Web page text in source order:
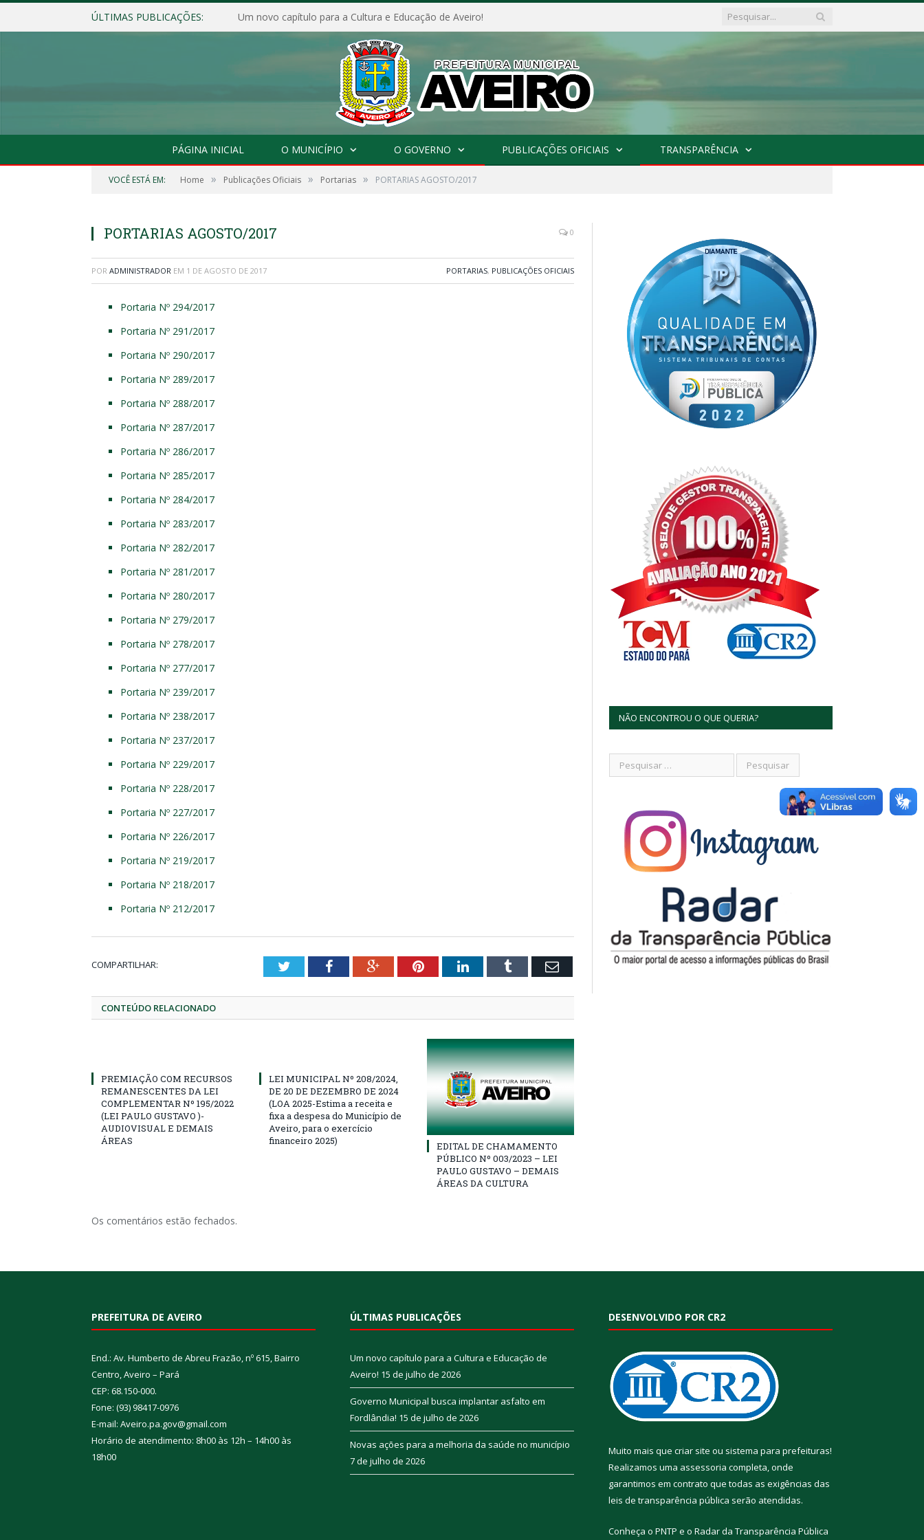
ÚLTIMAS PUBLICAÇÕES: Um novo capítulo para a Cultura e Educação de Aveiro!
PÁGINA INICIAL O MUNICÍPIO O GOVERNO PUBLICAÇÕES OFICIAIS TRANSPARÊNCIA
VOCÊ ESTÁ EM: Home » Publicações Oficiais » Portarias » PORTARIAS AGOSTO/2017
PORTARIAS AGOSTO/2017 0
POR ADMINISTRADOR EM 1 DE AGOSTO DE 2017 PORTARIAS, PUBLICAÇÕES OFICIAIS
Portaria Nº 294/2017
Portaria Nº 291/2017
Portaria Nº 290/2017
Portaria Nº 289/2017
Portaria Nº 288/2017
Portaria Nº 287/2017
Portaria Nº 286/2017
Portaria Nº 285/2017
Portaria Nº 284/2017
Portaria Nº 283/2017
Portaria Nº 282/2017
Portaria Nº 281/2017
Portaria Nº 280/2017
Portaria Nº 279/2017
Portaria Nº 278/2017
Portaria Nº 277/2017
Portaria Nº 239/2017
Portaria Nº 238/2017
Portaria Nº 237/2017
Portaria Nº 229/2017
Portaria Nº 228/2017
Portaria Nº 227/2017
Portaria Nº 226/2017
Portaria Nº 219/2017
Portaria Nº 218/2017
Portaria Nº 212/2017
COMPARTILHAR: TwitterFacebookGoogle+PinterestLinkedInTumblr Email
CONTEÚDO RELACIONADO
PREMIAÇÃO COM RECURSOS
REMANESCENTES DA LEI
COMPLEMENTAR Nº 195/2022
(LEI PAULO GUSTAVO )-
AUDIOVISUAL E DEMAIS
ÁREAS
LEI MUNICIPAL Nº 208/2024,
DE 20 DE DEZEMBRO DE 2024
(LOA 2025-Estima a receita e
fixa a despesa do Município de
Aveiro, para o exercício
financeiro 2025)
EDITAL DE CHAMAMENTO
PÚBLICO Nº 003/2023 – LEI
PAULO GUSTAVO – DEMAIS
ÁREAS DA CULTURA
Os comentários estão fechados.
NÃO ENCONTROU O QUE QUERIA?
PREFEITURA DE AVEIRO
End.: Av. Humberto de Abreu Frazão, nº 615, Bairro
Centro, Aveiro – Pará
CEP: 68.150-000.
Fone: (93) 98417-0976
E-mail: Aveiro.pa.gov@gmail.com
Horário de atendimento: 8h00 às 12h – 14h00 às
18h00
ÚLTIMAS PUBLICAÇÕES
Um novo capítulo para a Cultura e Educação de
Aveiro! 15 de julho de 2026
Governo Municipal busca implantar asfalto em
Fordlândia! 15 de julho de 2026
Novas ações para a melhoria da saúde no município
7 de julho de 2026
DESENVOLVIDO POR CR2
Muito mais que criar site ou sistema para prefeituras!
Realizamos uma assessoria completa, onde
garantimos em contrato que todas as exigências das
leis de transparência pública serão atendidas.
Conheça o PNTP e o Radar da Transparência Pública